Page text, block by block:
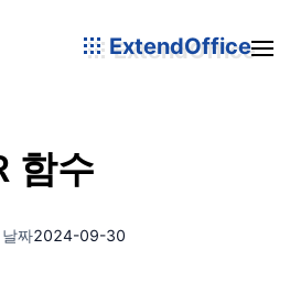
ExtendOffice
함수
짜2024-09-30